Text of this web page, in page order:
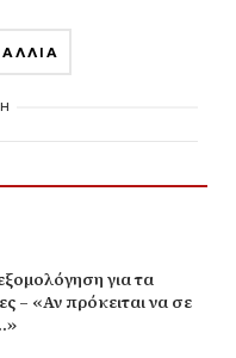
για τα
– «Αν πρόκειται να σε